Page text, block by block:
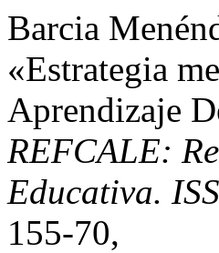
Barcia
«Estrategia
Aprendizaje
REFCALE:
Educativa.
155-70,